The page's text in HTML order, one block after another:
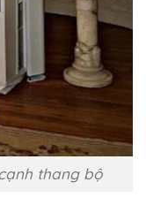
thang bộ